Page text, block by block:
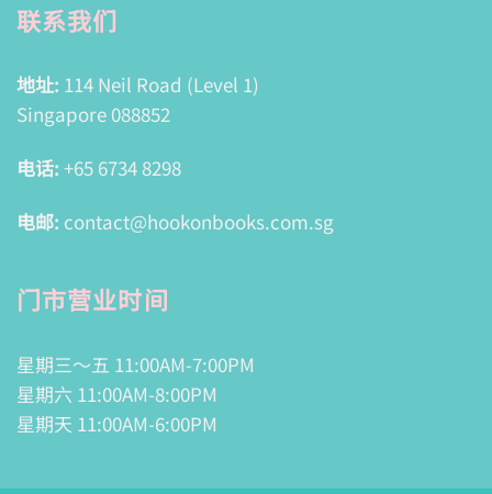
联系我们
地址: 114 Neil Road (Level 1)
Singapore 088852
电话: +65 6734 8298
电邮: contact@hookonbooks.com.sg
门市营业时间
星期三～五 11:00AM-7:00PM
星期六 11:00AM-8:00PM
星期天 11:00AM-6:00PM